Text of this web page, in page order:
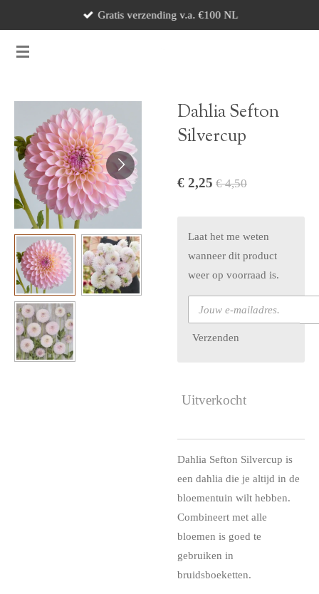
naar
Gratis verzending v.a. €100 NL
Dahlia Sefton
Silvercup
€ 2,25 € 4,50
Laat het me weten
wanneer dit product
weer op voorraad is.
Verzenden
Uitverkocht
Dahlia Sefton Silvercup is
een dahlia die je altijd in de
bloementuin wilt hebben.
Combineert met alle
bloemen is goed te
gebruiken in
bruidsboeketten.